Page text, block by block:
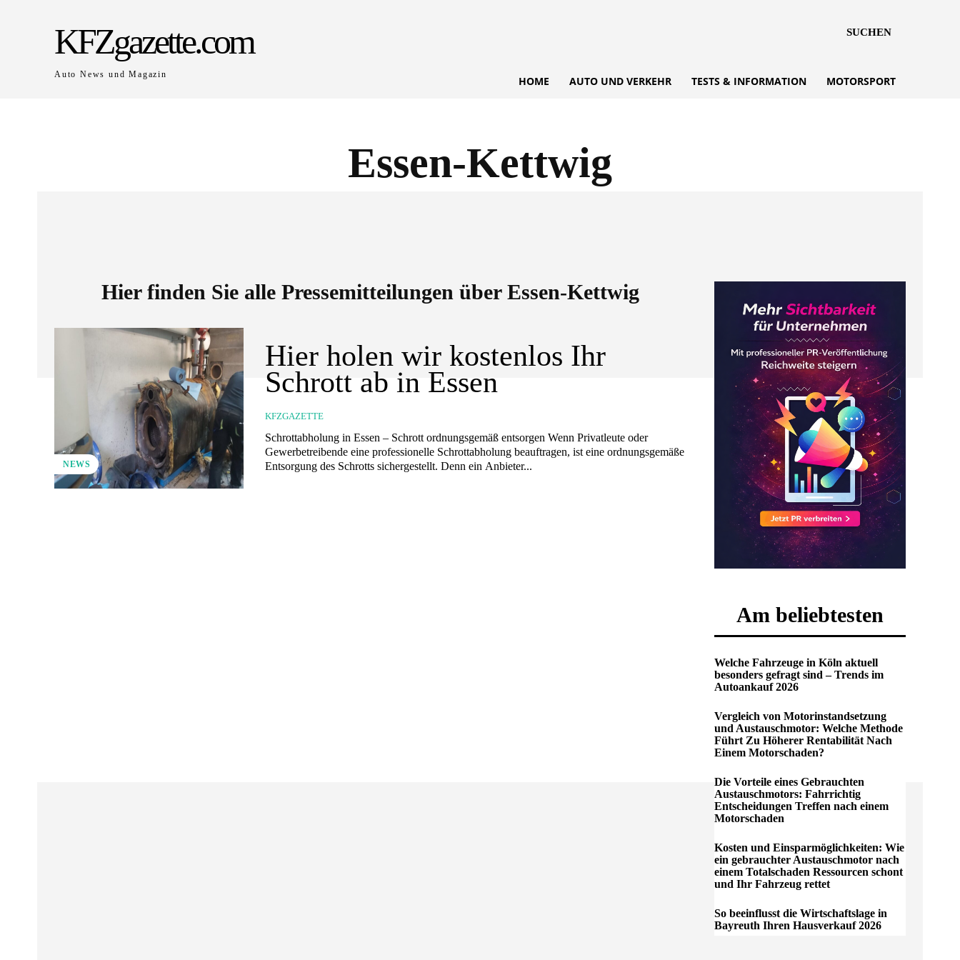
KFZgazette.com
Auto News und Magazin
SUCHEN
HOME AUTO UND VERKEHR TESTS & INFORMATION MOTORSPORT
Essen-Kettwig
Hier finden Sie alle Pressemitteilungen über Essen-Kettwig
NEWS
Hier holen wir kostenlos Ihr
Schrott ab in Essen
KFZGAZETTE
Schrottabholung in Essen – Schrott ordnungsgemäß entsorgen Wenn Privatleute oder
Gewerbetreibende eine professionelle Schrottabholung beauftragen, ist eine ordnungsgemäße
Entsorgung des Schrotts sichergestellt. Denn ein Anbieter...
Am beliebtesten
Welche Fahrzeuge in Köln aktuell
besonders gefragt sind – Trends im
Autoankauf 2026
Vergleich von Motorinstandsetzung
und Austauschmotor: Welche Methode
Führt Zu Höherer Rentabilität Nach
Einem Motorschaden?
Die Vorteile eines Gebrauchten
Austauschmotors: Fahrrichtig
Entscheidungen Treffen nach einem
Motorschaden
Kosten und Einsparmöglichkeiten: Wie
ein gebrauchter Austauschmotor nach
einem Totalschaden Ressourcen schont
und Ihr Fahrzeug rettet
So beeinflusst die Wirtschaftslage in
Bayreuth Ihren Hausverkauf 2026